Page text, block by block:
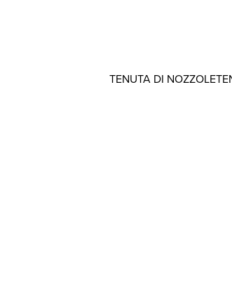
TENUTA DI NOZZOLE